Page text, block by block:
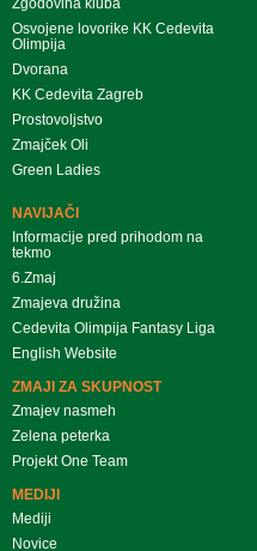
Osvojene lovorike KK Cedevita
Olimpija
Dvorana
KK Cedevita Zagreb
Prostovoljstvo
Zmajček Oli
Green Ladies
NAVIJAČI
Informacije pred prihodom na
tekmo
6.Zmaj
Zmajeva družina
Cedevita Olimpija Fantasy Liga
English Website
ZMAJI ZA SKUPNOST
Zmajev nasmeh
Zelena peterka
Projekt One Team
MEDIJI
Mediji
Novice